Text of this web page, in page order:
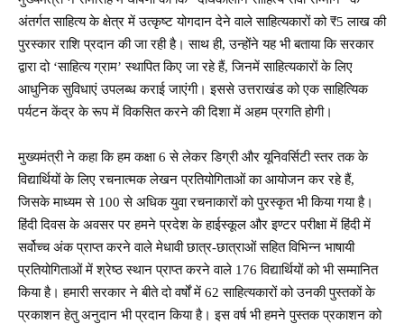
अंतर्गत साहित्य के क्षेत्र में उत्कृष्ट योगदान देने वाले साहित्यकारों को ₹5 लाख की
पुरस्कार राशि प्रदान की जा रही है। साथ ही, उन्होंने यह भी बताया कि सरकार
द्वारा दो ‘साहित्य ग्राम’ स्थापित किए जा रहे हैं, जिनमें साहित्यकारों के लिए
आधुनिक सुविधाएं उपलब्ध कराई जाएंगी। इससे उत्तराखंड को एक साहित्यिक
पर्यटन केंद्र के रूप में विकसित करने की दिशा में अहम प्रगति होगी।
मुख्यमंत्री ने कहा कि हम कक्षा 6 से लेकर डिग्री और यूनिवर्सिटी स्तर तक के
विद्यार्थियों के लिए रचनात्मक लेखन प्रतियोगिताओं का आयोजन कर रहे हैं,
जिसके माध्यम से 100 से अधिक युवा रचनाकारों को पुरस्कृत भी किया गया है।
हिंदी दिवस के अवसर पर हमने प्रदेश के हाईस्कूल और इण्टर परीक्षा में हिंदी में
सर्वोच्च अंक प्राप्त करने वाले मेधावी छात्र-छात्राओं सहित विभिन्न भाषायी
प्रतियोगिताओं में श्रेष्ठ स्थान प्राप्त करने वाले 176 विद्यार्थियों को भी सम्मानित
किया है। हमारी सरकार ने बीते दो वर्षों में 62 साहित्यकारों को उनकी पुस्तकों के
प्रकाशन हेतु अनुदान भी प्रदान किया है। इस वर्ष भी हमने पुस्तक प्रकाशन को